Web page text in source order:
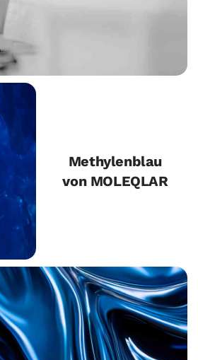
Methylenblau
von MOLEQLAR